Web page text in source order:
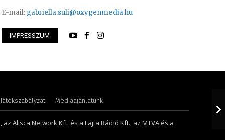
2015
E-mail: gabriella.suli@oxygenmedia.hu
IMPRESSZUM
Játékszabályzat Médiaajánlatunk
Alisca Network Kft. és a Lajta Rádió Kft., az MTVA és a